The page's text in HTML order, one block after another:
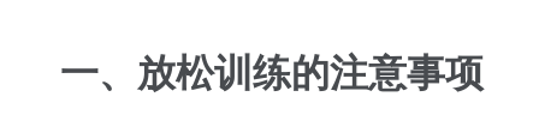
一、放松训练的注意事项